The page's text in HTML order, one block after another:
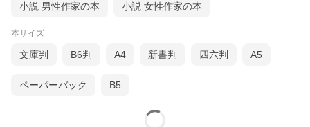
小説 男性作家の本 小説 女性作家の本
本サイズ
文庫判 B6判 A4 新書判 四六判 A5
ペーパーバック B5